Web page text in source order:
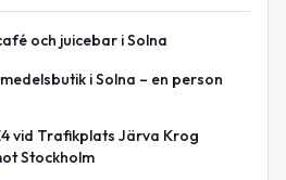
och juicebar i Solna
i Solna – en person
vid Trafikplats Järva Krog
Stockholm